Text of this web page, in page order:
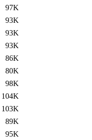
97K
93K
93K
93K
86K
80K
98K
104K
103K
89K
95K